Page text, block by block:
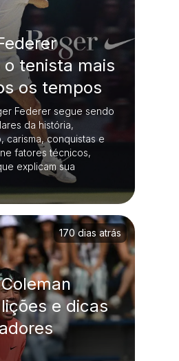
tenista mais
os tempos
Federer segue sendo
da história,
carisma, conquistas e
fatores técnicos,
explicam sua
e dicas
170 dias atrás